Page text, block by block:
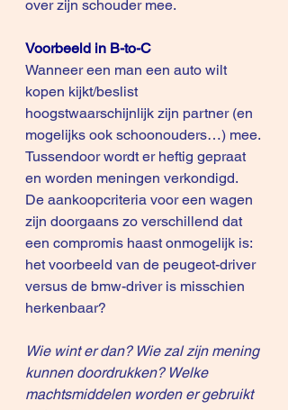
over zijn schouder mee.
Voorbeeld in B-to-C
Wanneer een man een auto wilt
kopen kijkt/beslist
hoogstwaarschijnlijk zijn partner (en
mogelijks ook schoonouders…) mee.
Tussendoor wordt er heftig gepraat
en worden meningen verkondigd.
De aankoopcriteria voor een wagen
zijn doorgaans zo verschillend dat
een compromis haast onmogelijk is:
het voorbeeld van de peugeot-driver
versus de bmw-driver is misschien
herkenbaar?
Wie wint er dan? Wie zal zijn mening
kunnen doordrukken? Welke
machtsmiddelen worden er gebruikt